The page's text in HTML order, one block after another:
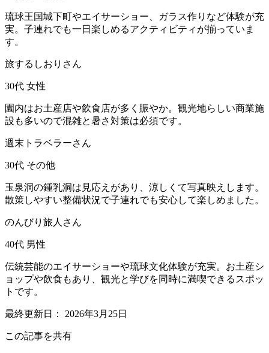
琉球王国城下町やエイサーショー、ガラス作りなど体験が充
実。子連れでも一日楽しめるアクティビティが揃っていま
す。
旅するしおりさん
30代 女性
園内はお土産店や飲食店が多く賑やか。観光地らしい商業施
設も多いので混雑と暑さ対策は必須です。
週末トラベラーさん
30代 その他
玉泉洞の鍾乳洞は見応えがあり、涼しくて写真映えします。
散策しやすい整備状況で子連れでも安心して楽しめました。
のんびり旅人さん
40代 男性
伝統芸能のエイサーショーや琉球文化体験が充実。お土産シ
ョップや飲食もあり、観光と学びを同時に満喫できるスポッ
トです。
最終更新日： 2026年3月25日
この記事を共有